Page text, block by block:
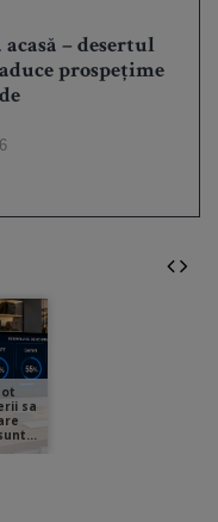
– desertul
prospețime